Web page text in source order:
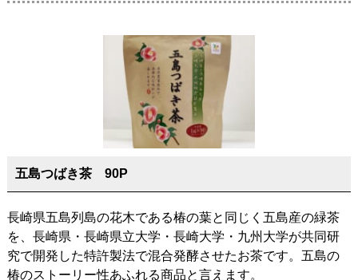
五島つばき茶 90P
長崎県五島列島の花木である椿の葉と同じく五島産の緑茶
を、長崎県・長崎県立大学・長崎大学・九州大学が共同研
究で開発した特許製法で混合発酵させたお茶です。五島の
椿のストーリー性あふれる商品と言えます。